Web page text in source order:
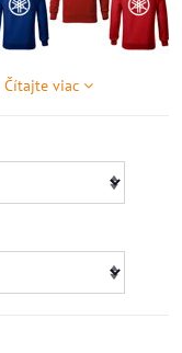
Čítajte viac